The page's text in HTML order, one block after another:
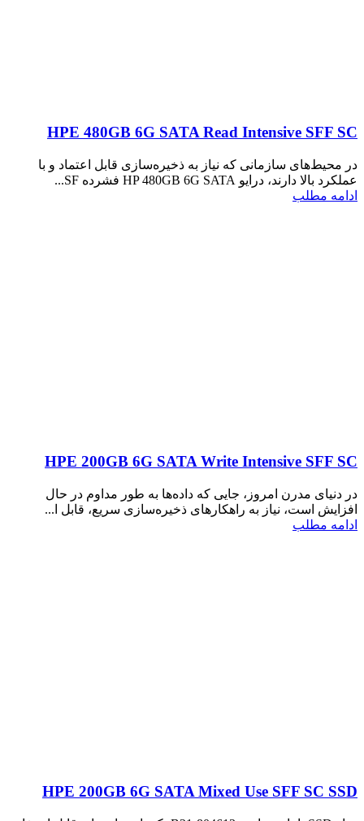
HPE 480GB 6G SATA Read Intensive SFF SC
در محیط‌های سازمانی که نیاز به ذخیره‌سازی قابل اعتماد و با
عملکرد بالا دارند، درایو HP 480GB 6G SATA فشرده SF...
ادامه مطلب
HPE 200GB 6G SATA Write Intensive SFF SC
در دنیای مدرن امروز، جایی که داده‌ها به طور مداوم در حال
افزایش است، نیاز به راهکارهای ذخیره‌سازی سریع، قابل ا...
ادامه مطلب
HPE 200GB 6G SATA Mixed Use SFF SC SSD